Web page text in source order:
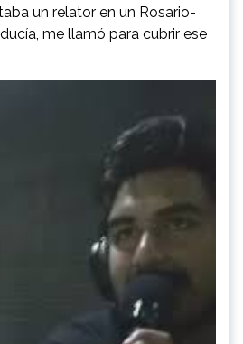
un relator en un Rosario-
me llamó para cubrir ese